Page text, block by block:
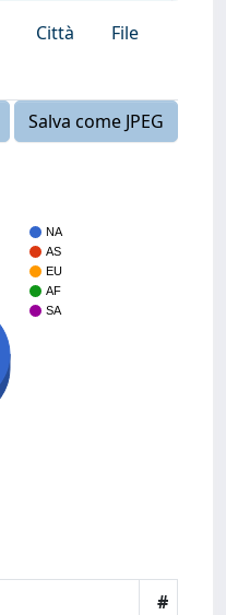
Città
File
Salva come JPEG
NA
AS
EU
AF
SA
#